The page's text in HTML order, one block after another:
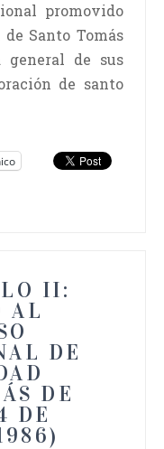
promovido
Santo Tomás
general de sus
de santo
II:
AL
DE
DE
DE